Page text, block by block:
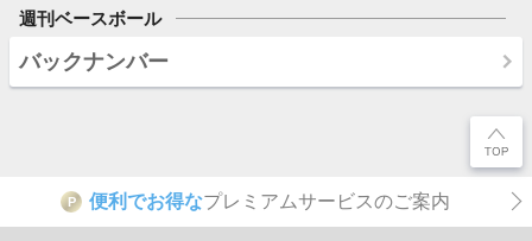
週刊ベースボール
バックナンバー
P 便利でお得なプレミアムサービスのご案内